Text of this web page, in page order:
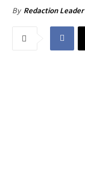
By Redaction